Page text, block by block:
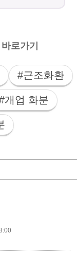
로가기
#근조화환
개업 화분